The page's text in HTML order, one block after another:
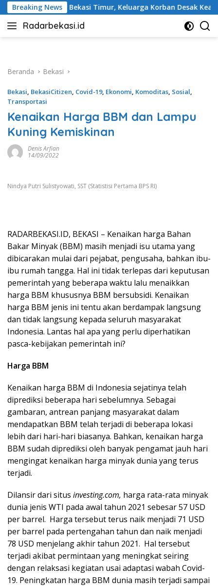
Langsung
ke
konten
Breaking News
Timur, Keluarga Korban Desak Keadilan dan Transparansi
Radarbekasi.id
Berita
Beranda
Bekasi
Bekasi, BekasiCitizen, Covid-19, Ekonomi, Komoditas, Sosial,
Transportasi
Kenaikan Harga BBM dan Lampu
Kuning Kemiskinan
Denis Arfian
14/09/2022
Nindya Putri Sulistyowati, SST (Statistisi Pertama BPS RI)
RADARBEKASI.ID, BEKASI – Kenaikan harga Bahan
Bakar Minyak (BBM) masih menjadi isu utama yang
dibicarakan mulai dari pejabat, pengusaha, bahkan ibu-
ibu rumah tangga. Hal ini tidak terlepas dari keputusan
pemerintah yang beberapa waktu lalu menaikkan
harga BBM khususnya BBM bersubsidi. Kenaikan
harga BBM jenis ini tentu akan berdampak langsung
dan tidak langsung kepada seluruh masyarakat
Indonesia. Lantas hal apa yang perlu diperhatikan
pasca-kebijakan pemerintah ini?
Harga BBM
Kenaikan harga BBM di Indonesia sejatinya telah
diprediksi beberapa hari sebelumnya. Sebagai
gambaran, antrean panjang masyarakat dalam
mendapatkan BBM telah terjadi di beberapa lokasi
lebih dari hari-hari biasanya. Bahkan, kenaikan harga
BBM sudah diprediksi oleh banyak pengamat jauh hari
mengingat kenaikan harga minyak dunia yang terus
terjadi.
Dilansir dari situs investing.com, harga rata-rata minyak
dunia jenis WTI pada awal tahun 2021 sebesar 57 USD
per barrel. Harga tersebut terus naik menjadi 71 USD
per barrel pada pertengahan tahun dan naik menjadi
78 USD menjelang akhir tahun 2021. Hal tersebut
terjadi akibat permintaan yang meningkat seiring
dengan relaksasi kegiatan usai adaptasi wabah Covid-
19. Peningkatan harga BBM dunia masih terjadi sampai